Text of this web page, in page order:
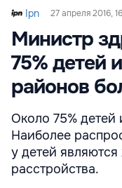
Ipn 27 апреля 2016,
Министр
75% детей
районов
Около 75% детей
Наиболее
у детей
расстройства.